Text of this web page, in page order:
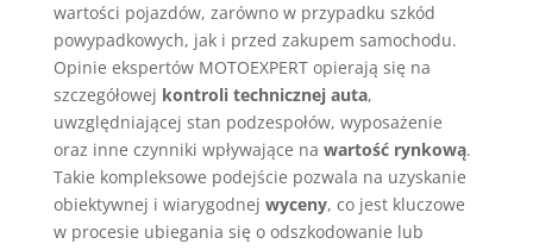
wartości pojazdów, zarówno w przypadku szkód
powypadkowych, jak i przed zakupem samochodu.
Opinie ekspertów MOTOEXPERT opierają się na
szczegółowej kontroli technicznej auta,
uwzględniającej stan podzespołów, wyposażenie
oraz inne czynniki wpływające na wartość rynkową.
Takie kompleksowe podejście pozwala na uzyskanie
obiektywnej i wiarygodnej wyceny, co jest kluczowe
w procesie ubiegania się o odszkodowanie lub